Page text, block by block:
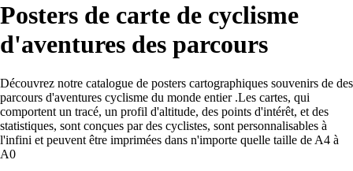
Posters de carte de cyclisme
d'aventures des parcours
Découvrez notre catalogue de posters cartographiques souvenirs de des
parcours d'aventures cyclisme du monde entier .Les cartes, qui
comportent un tracé, un profil d'altitude, des points d'intérêt, et des
statistiques, sont conçues par des cyclistes, sont personnalisables à
l'infini et peuvent être imprimées dans n'importe quelle taille de A4 à
A0